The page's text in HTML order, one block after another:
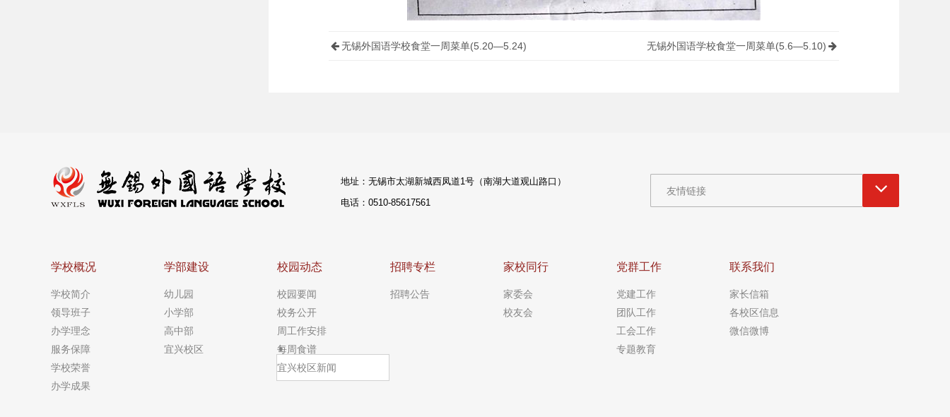
无锡外国语学校食堂一周菜单(5.20—5.24) 无锡外国语学校食堂一周菜单(5.6—5.10)
地址：无锡市太湖新城西凤道1号（南湖大道观山路口）
电话：0510-85617561
友情链接
学校概况
学校简介
领导班子
办学理念
服务保障
学校荣誉
办学成果
学部建设
幼儿园
小学部
高中部
宜兴校区
宜兴校区新闻
校园动态
校园要闻
校务公开
周工作安排
每周食谱
招聘专栏
招聘公告
家校同行
家委会
校友会
党群工作
党建工作
团队工作
工会工作
专题教育
联系我们
家长信箱
各校区信息
微信微博